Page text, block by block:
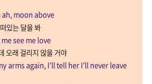
ah, moon above
떠있는 달을 봐
see me love
오래 걸리지 않을 거야
arms again, I’ll tell her I’ll never leave